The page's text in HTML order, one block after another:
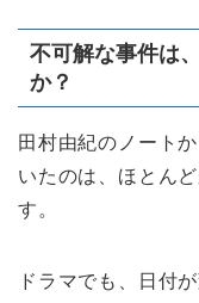
不可解な事件は
か？
田村由紀のノート
いたのは、ほとん
す。
ドラマでも、日付